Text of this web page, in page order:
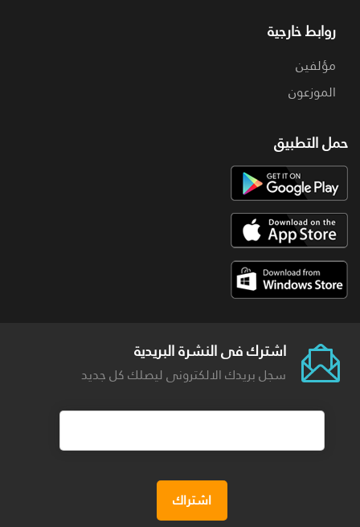
روابط خارجية
مؤلفين
الموزعون
حمل التطبيق
اشترك فى النشرة البريدية
سجل بريدك الالكترونى ليصلك كل جديد